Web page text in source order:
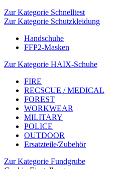
Zur Kategorie Schnelltest
Zur Kategorie Schutzkleidung
Handschuhe
FFP2-Masken
Zur Kategorie HAIX-Schuhe
FIRE
RECSCUE / MEDICAL
FOREST
WORKWEAR
MILITARY
POLICE
OUTDOOR
Ersatzteile/Zubehör
Zur Kategorie Fundgrube